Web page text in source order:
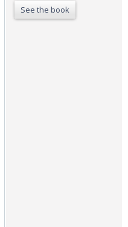
See the book